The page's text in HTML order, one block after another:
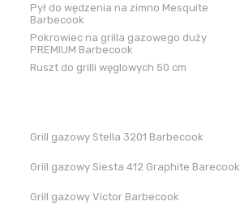
Pył do wędzenia na zimno Mesquite
Barbecook
Pokrowiec na grilla gazowego duży
PREMIUM Barbecook
Ruszt do grilli węglowych 50 cm
Grill gazowy Stella 3201 Barbecook
Grill gazowy Siesta 412 Graphite Barecook
Grill gazowy Victor Barbecook